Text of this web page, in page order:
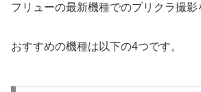
フリューの最新機種でのプリクラ撮影
おすすめの機種は以下の4つです。